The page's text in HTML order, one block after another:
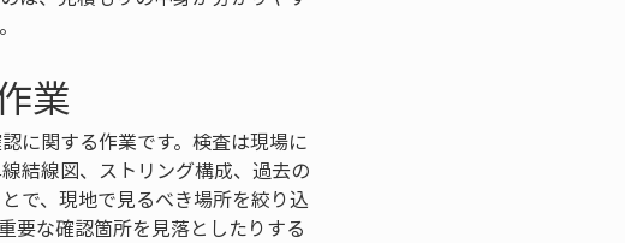
業
に関する作業です。検査は現場に
結線図、ストリング構成、過去の
で、現地で見るべき場所を絞り込
要な確認箇所を見落としたりする